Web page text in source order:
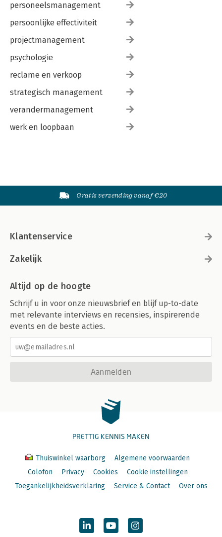
personeelsmanagement
persoonlijke effectiviteit
projectmanagement
psychologie
reclame en verkoop
strategisch management
verandermanagement
werk en loopbaan
Gratis verzending vanaf €20
Klantenservice
Zakelijk
Altijd op de hoogte
Schrijf u in voor onze nieuwsbrief en blijf up-to-date
met relevante interviews en recensies, inspirerende
events en de beste acties.
Aanmelden
PRETTIG KENNIS MAKEN
Thuiswinkel waarborg
Algemene voorwaarden
Colofon
Privacy Cookies
Cookie instellingen
Toegankelijkheidsverklaring
Service & Contact Over ons